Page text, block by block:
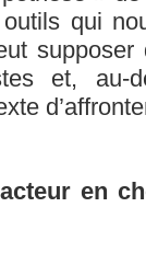
qui
et, au-
en